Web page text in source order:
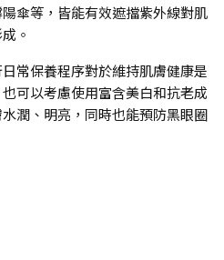
傘等，皆能有效遮擋紫外線對肌
。
常保養程序對於維持肌膚健康是
可以考慮使用富含美白和抗老成
潤、明亮，同時也能預防黑眼圈